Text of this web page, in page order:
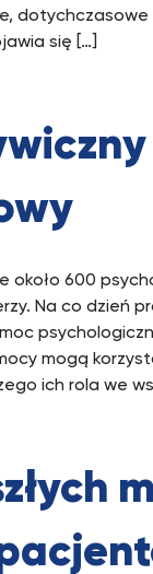
się […]
około 600
Na co dzień
mogą
ich rola we